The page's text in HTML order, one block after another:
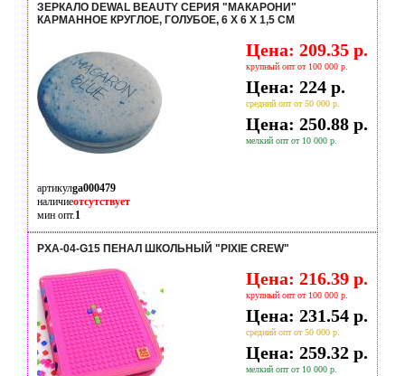
ЗЕРКАЛО DEWAL BEAUTY СЕРИЯ "МАКАРОНИ"
КАРМАННОЕ КРУГЛОЕ, ГОЛУБОЕ, 6 Х 6 Х 1,5 СМ
Цена: 209.35 р.
крупный опт от 100 000 р.
Цена: 224 р.
средний опт от 50 000 р.
Цена: 250.88 р.
мелкий опт от 10 000 р.
артикулga000479
наличиеотсутствует
мин опт.1
PXA-04-G15 ПЕНАЛ ШКОЛЬНЫЙ "PIXIE CREW"
Цена: 216.39 р.
крупный опт от 100 000 р.
Цена: 231.54 р.
средний опт от 50 000 р.
Цена: 259.32 р.
мелкий опт от 10 000 р.